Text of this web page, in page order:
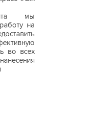
мы
на
во всех